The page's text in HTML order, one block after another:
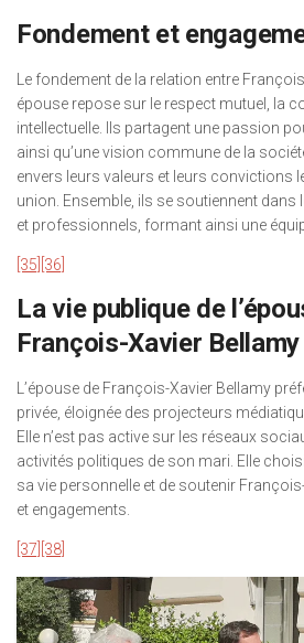
Fondement et
Le fondement de la relation entre
épouse repose sur le respect mutuel, la
intellectuelle. Ils partagent une passion
ainsi qu’une vision commune de la
envers leurs valeurs et leurs convictions
union. Ensemble, ils se soutiennent
et professionnels, formant ainsi une
[35] [36]
La vie publique de
François-Xavier Bellamy
L’épouse de François-Xavier Bellamy
privée, éloignée des projecteurs
Elle n’est pas active sur les réseaux
activités politiques de son mari. Elle
sa vie personnelle et de soutenir
et engagements.
[37] [38]